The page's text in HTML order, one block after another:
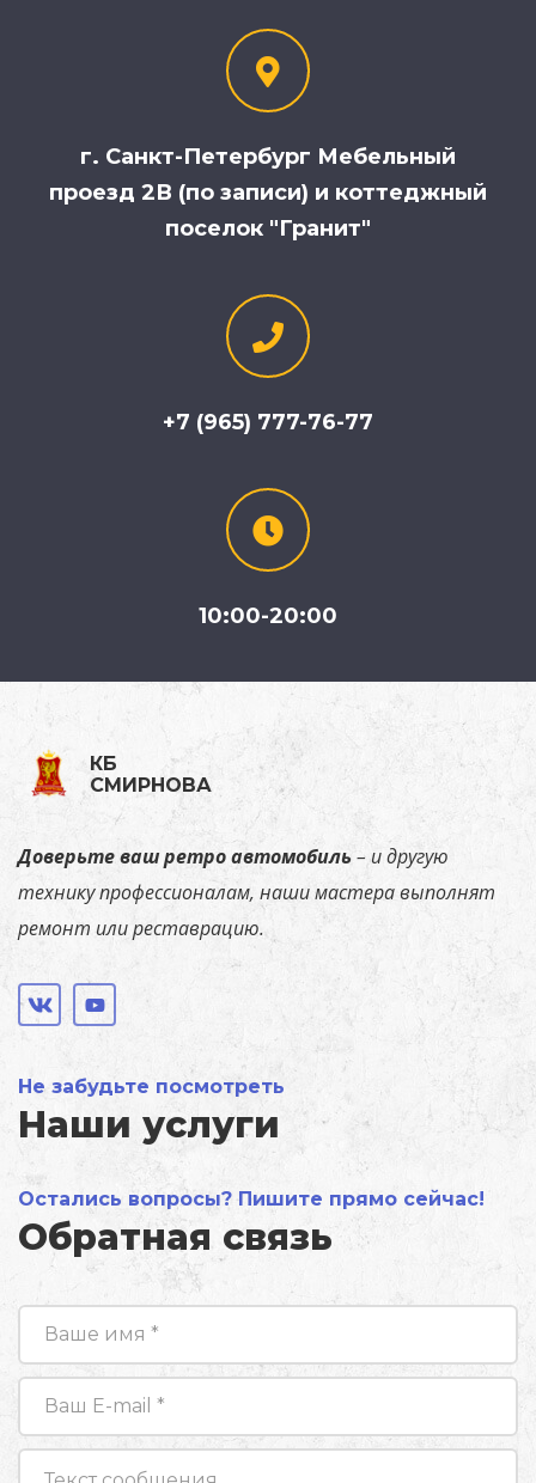
г. Санкт-Петербург Мебельный
проезд 2В (по записи) и коттеджный
поселок "Гранит"
+7 (965) 777-76-77
10:00-20:00
КБ
СМИРНОВА
Доверьтеваш ретро автомобиль– идругую
техникупрофессионалам, нашимастеравыполнят
ремонт или реставрацию.
Не забудьте посмотреть
Наши услуги
Остались вопросы? Пишите прямо сейчас!
Обратная связь